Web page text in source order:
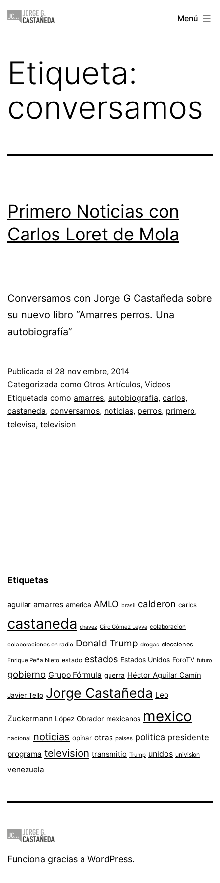
Saltar
Jorge
Menú
Etiqueta:
conversamos
Primero Noticias con
Carlos Loret de Mola
Conversamos con Jorge G Castañeda sobre
su nuevo libro “Amarres perros. Una
autobiografía”
Publicada el 28 noviembre, 2014
Categorizada como Otros Artículos, Videos
Etiquetada como amarres, autobiografia, carlos,
castaneda, conversamos, noticias, perros, primero,
televisa, television
Etiquetas
aguilar amarres america AMLO brasil calderon carlos
castaneda chavez Ciro Gómez Leyva colaboracion
colaboraciones en radio Donald Trump drogas elecciones
Enrique Peña Nieto estado estados Estados Unidos ForoTV futuro
gobierno Grupo Fórmula guerra Héctor Aguilar Camín
Javier Tello Jorge Castañeda Leo
Zuckermann López Obrador mexicanos mexico
nacional noticias opinar otras paises politica presidente
programa television transmitio Trump unidos univision
venezuela
Funciona gracias a WordPress.